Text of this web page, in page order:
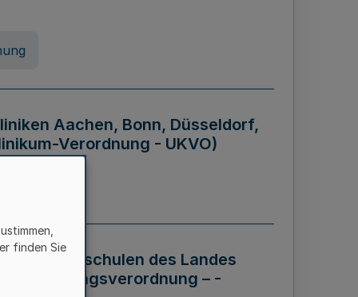
Aachen, Bonn, Düsseldorf,
Verordnung - UKVO)
der Hochschulen des Landes
– -
finden Sie